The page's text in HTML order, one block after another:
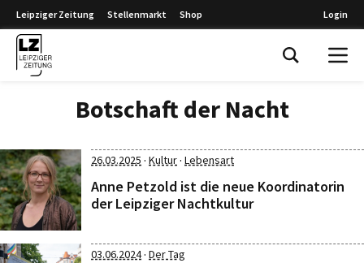
Leipziger Zeitung Stellenmarkt Shop Login
Botschaft der Nacht
26.03.2025 · Kultur· Lebensart
Anne Petzold ist die neue Koordinatorin
der Leipziger Nachtkultur
03.06.2024· Der Tag